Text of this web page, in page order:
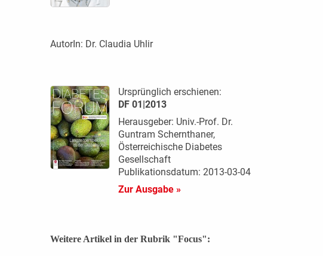
AutorIn: Dr. Claudia Uhlir
Ursprünglich erschienen:
DF 01|2013
Herausgeber: Univ.-Prof. Dr.
Guntram Schernthaner,
Österreichische Diabetes
Gesellschaft
Publikationsdatum: 2013-03-04
Zur Ausgabe »
Weitere Artikel in der Rubrik "Focus":